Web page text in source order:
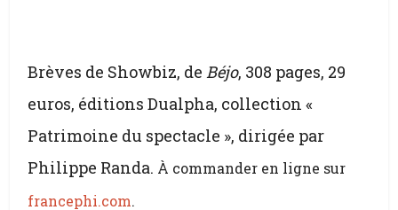
Brèves de Showbiz, de Béjo, 308 pages, 29
euros, éditions Dualpha, collection «
Patrimoine du spectacle », dirigée par
Philippe Randa. À commander en ligne sur
francephi.com.